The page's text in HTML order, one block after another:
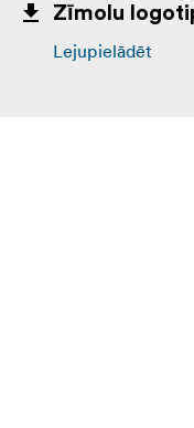
Zīmolu
Lejupielādēt